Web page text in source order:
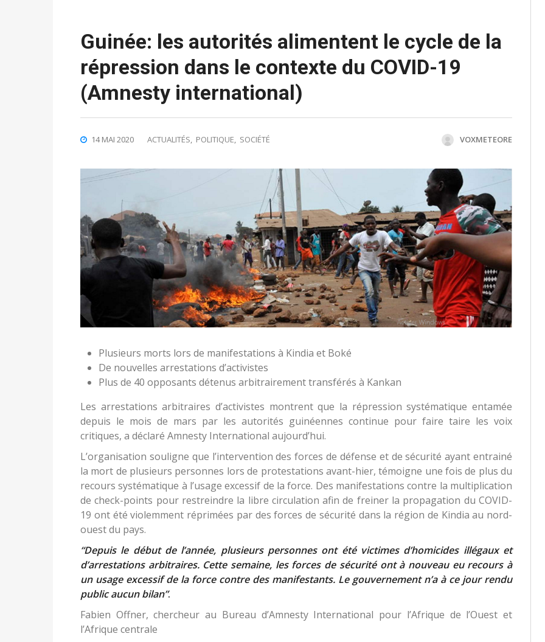
Guinée: les autorités alimentent le cycle de la
répression dans le contexte du COVID-19
(Amnesty international)
14 MAI 2020 ACTUALITÉS, POLITIQUE, SOCIÉTÉ VOXMETEORE
Plusieurs morts lors de manifestations à Kindia et Boké
De nouvelles arrestations d’activistes
Plus de 40 opposants détenus arbitrairement transférés à Kankan
Les arrestations arbitraires d’activistes montrent que la répression systématique entamée
depuis le mois de mars par les autorités guinéennes continue pour faire taire les voix
critiques, a déclaré Amnesty International aujourd’hui.
L’organisation souligne que l’intervention des forces de défense et de sécurité ayant entrainé
la mort de plusieurs personnes lors de protestations avant-hier, témoigne une fois de plus du
recours systématique à l’usage excessif de la force. Des manifestations contre la multiplication
de check-points pour restreindre la libre circulation afin de freiner la propagation du COVID-
19 ont été violemment réprimées par des forces de sécurité dans la région de Kindia au nord-
ouest du pays.
“Depuis le début de l’année, plusieurs personnes ont été victimes d’homicides illégaux et
d’arrestations arbitraires. Cette semaine, les forces de sécurité ont à nouveau eu recours à
un usage excessif de la force contre des manifestants. Le gouvernement n’a à ce jour rendu
public aucun bilan”.
Fabien Offner, chercheur au Bureau d’Amnesty International pour l’Afrique de l’Ouest et
l’Afrique centrale